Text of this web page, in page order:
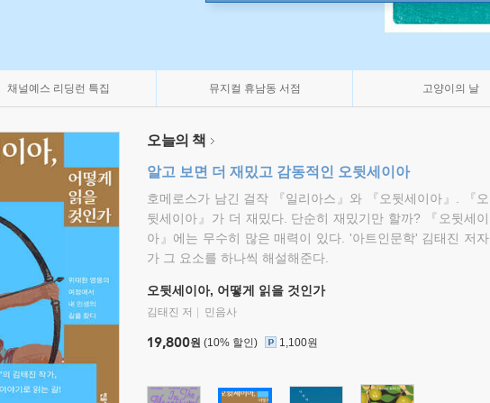
채널예스 리딩런 특집 뮤지컬 휴남동 서점 고양이의 날
오늘의 책
알고 보면 더 재밌고 감동적인 오뒷세이아
호메로스가 남긴 걸작 『일리아스』와 『오뒷세이아』. 『오
뒷세이아』가 더 재밌다. 단순히 재밌기만 할까? 『오뒷세이
아』에는 무수히 많은 매력이 있다. '아트인문학' 김태진 저자
가 그 요소를 하나씩 해설해준다.
오뒷세이아, 어떻게 읽을 것인가
김태진 저 민음사
19,800원 (10% 할인) 1,100원